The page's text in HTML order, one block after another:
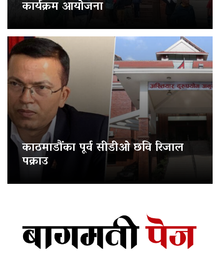
कार्यक्रम आयोजना
काठमाडौंका पूर्व सीडीओ छवि रिजाल
पक्राउ